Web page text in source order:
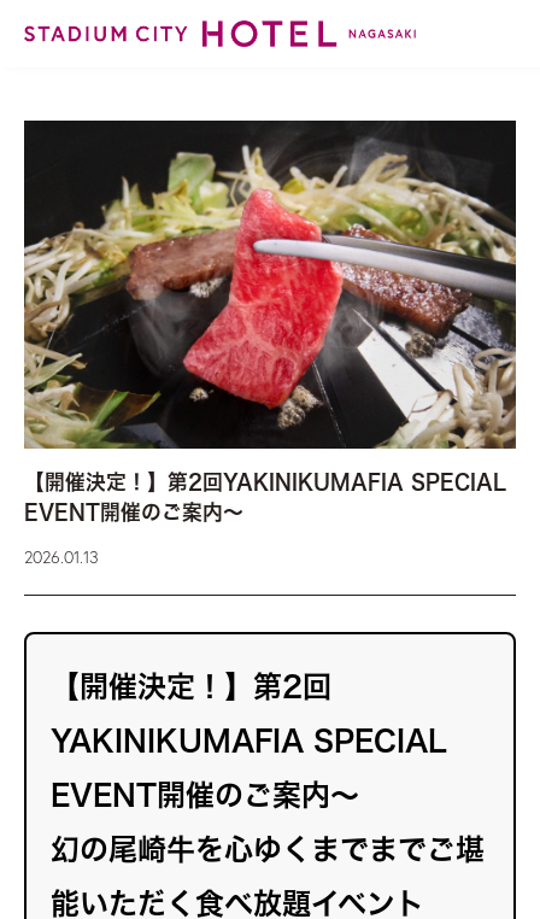
【開催決定！】第2回YAKINIKUMAFIA SPECIAL
EVENT開催のご案内～
2026.01.13
【開催決定！】第2回
YAKINIKUMAFIA SPECIAL
EVENT開催のご案内～
幻の尾崎牛を心ゆくまでまでご堪
能いただく食べ放題イベント